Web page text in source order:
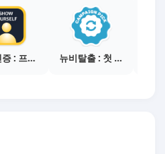
본인인증 : 프로필 사진등록 뉴비탈출 : 첫 전환 달성